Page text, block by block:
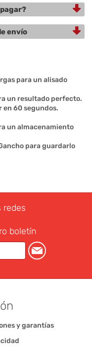
envío
para un alisado
un resultado perfecto.
60 segundos.
un almacenamiento
para guardarlo
redes
boletín
y garantías